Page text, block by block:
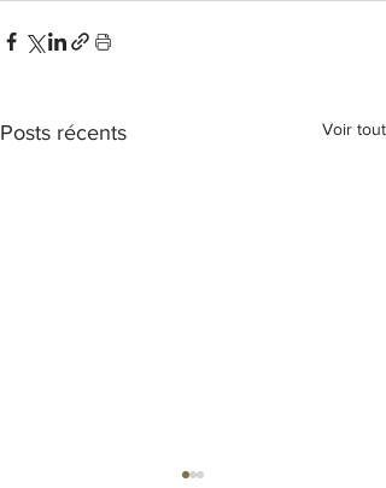
Posts récents Voir tout